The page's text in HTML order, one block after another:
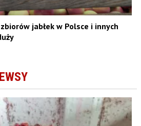
jabłek w Polsce i innych